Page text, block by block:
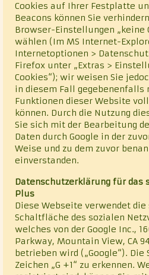
Cookies auf Ihrer Festplatte
Beacons können Sie
Browser-Einstellungen „keine
wählen (Im MS Internet-
Internetoptionen >
Firefox unter „Extras >
Cookies“); wir weisen Sie
in diesem Fall
Funktionen dieser Website
können. Durch die Nutzung
Sie sich mit der Bearbeitung
Daten durch Google in der
Weise und zu dem zuvor
einverstanden.
Datenschutzerklärung für das
Plus
Diese Webseite verwendet die
Schaltfläche des sozialen
welches von der Google Inc.,
Parkway, Mountain View, CA
betrieben wird („Google“).
Zeichen „G +1“ zu erkennen.